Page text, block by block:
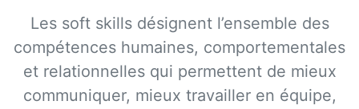
Les soft skills désignent l’ensemble des
compétences humaines, comportementales
et relationnelles qui permettent de mieux
communiquer, mieux travailler en équipe,